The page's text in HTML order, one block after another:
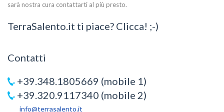
sarà nostra cura contattarti al più presto.
TerraSalento.it ti piace? Clicca! ;-)
Contatti
+39.348.1805669 (mobile 1)
+39.320.9117340 (mobile 2)
info@terrasalento.it